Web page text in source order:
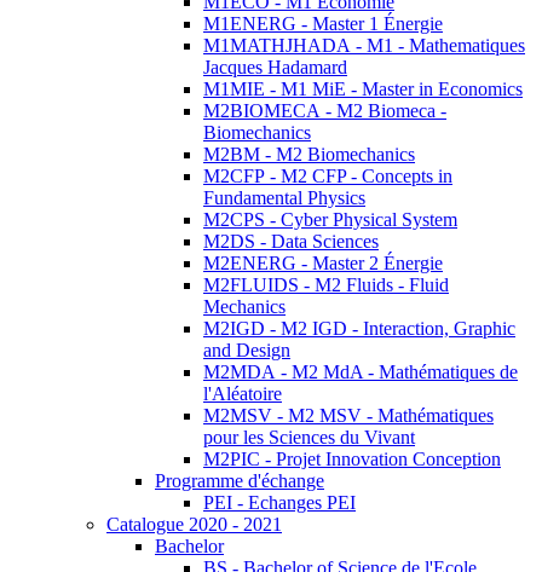
M1ENERG - Master 1 Énergie
M1MATHJHADA - M1 - Mathematiques
Jacques Hadamard
M1MIE - M1 MiE - Master in Economics
M2BIOMECA - M2 Biomeca -
Biomechanics
M2BM - M2 Biomechanics
M2CFP - M2 CFP - Concepts in
Fundamental Physics
M2CPS - Cyber Physical System
M2DS - Data Sciences
M2ENERG - Master 2 Énergie
M2FLUIDS - M2 Fluids - Fluid
Mechanics
M2IGD - M2 IGD - Interaction, Graphic
and Design
M2MDA - M2 MdA - Mathématiques de
l'Aléatoire
M2MSV - M2 MSV - Mathématiques
pour les Sciences du Vivant
M2PIC - Projet Innovation Conception
Programme d'échange
PEI - Echanges PEI
Catalogue 2020 - 2021
Bachelor
BS - Bachelor of Science de l'Ecole